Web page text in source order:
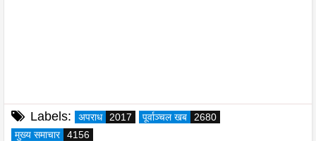
Labels: अपराध 2017 पूर्वाञ्चल खब
2680
मुख्य समाचार
4156